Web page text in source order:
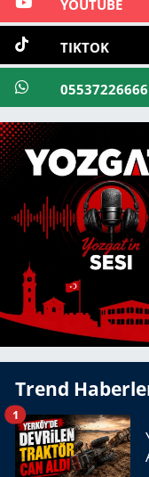
YOUTUBE
TIKTOK
05537226666
Trend
1